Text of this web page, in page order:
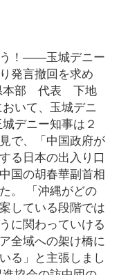
う！――玉城デニー
発言撤回を求め
本部 代表 下地
いて、玉城デニ
デニー知事は２
で、「中国政府が
る日本の出入り口
国の胡春華副首相
。 「沖縄がどの
している段階では
に関わっていける
全域への架け橋に
る」と主張しまし